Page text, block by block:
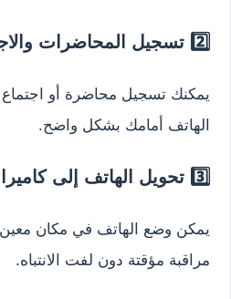
2️⃣ تسجيل المحاضرات والاجتماعات
يمكنك تسجيل محاضرة أو
الهاتف أمامك بشكل واضح.
3️⃣ تحويل الهاتف إلى كاميرا مراقبة
يمكن وضع الهاتف في مكان معين
مراقبة مؤقتة دون لفت الانتباه.